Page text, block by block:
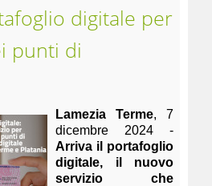
digitale per
punti di
Lamezia Terme, 7
dicembre 2024 -
Arriva il portafoglio
digitale, il nuovo
servizio che